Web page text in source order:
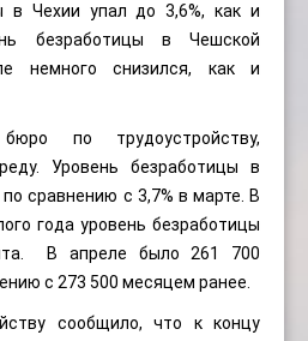
в Чехии упал до 3,6%, как и
безработицы в Чешской
немного снизился, как и
по трудоустройству,
Уровень безработицы в
сравнению с 3,7% в марте. В
года уровень безработицы
В апреле было 261 700
с 273 500 месяцем ранее.
сообщило, что к концу